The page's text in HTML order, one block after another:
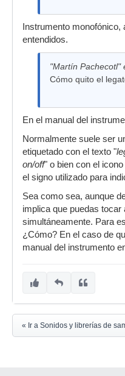
Instrumento
entendidos.
"Martín Pachecotl"
Cómo quito el
En el manual del
Normalmente suele ser
etiquetado con el texto "
on/off" o bien con el
el signo utilizado para
Sea como sea, aunque
implica que puedas tocar
simultáneamente. Para
¿Cómo? En el caso de
manual del instrumento
« Ir a Sonidos y librerías de